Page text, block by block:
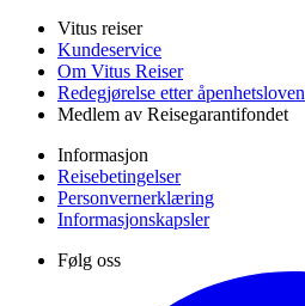
Vitus reiser
Kundeservice
Om Vitus Reiser
Redegjørelse etter åpenhetsloven
Medlem av Reisegarantifondet
Informasjon
Reisebetingelser
Personvernerklæring
Informasjonskapsler
Følg oss